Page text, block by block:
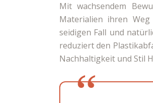
Mit wachsendem
Materialien ihren
seidigen Fall und
reduziert den
Nachhaltigkeit und Stil